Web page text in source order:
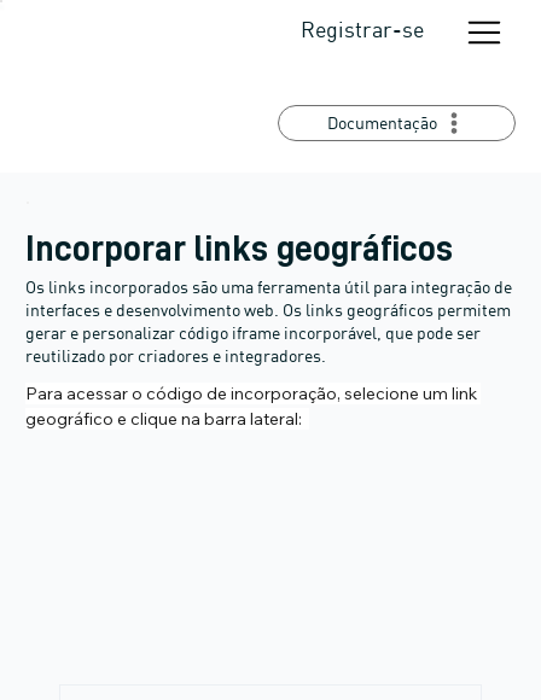
Documentação
Registrar-se
Incorporar links geográficos
Os links incorporados são uma ferramenta útil para integração de
interfaces e desenvolvimento web. Os links geográficos permitem
gerar e personalizar código iframe incorporável, que pode ser
reutilizado por criadores e integradores.
Para acessar o código de incorporação, selecione um link
geográfico e clique na barra lateral: